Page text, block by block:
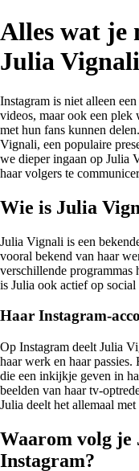
Alles wat je
Julia
Instagram is niet alleen
videos, maar ook een plek
met hun fans kunnen
Vignali, een populaire
we dieper ingaan op Julia
haar volgers te
Wie is Julia
Julia Vignali is een
vooral bekend van haar
verschillende programmas
is Julia ook actief op
Haar Instagram-
Op Instagram deelt Julia
haar werk en haar
die een inkijkje geven in
beelden van haar tv-
Julia deelt het allemaal
Waarom volg
Instagram?